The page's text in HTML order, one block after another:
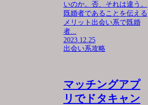
いのか。否、それは違う。
既婚者であることを伝える
メリット出会い系で既婚
者...
2023.12.25
出会い系攻略
マッチングアプ
リでドタキャン